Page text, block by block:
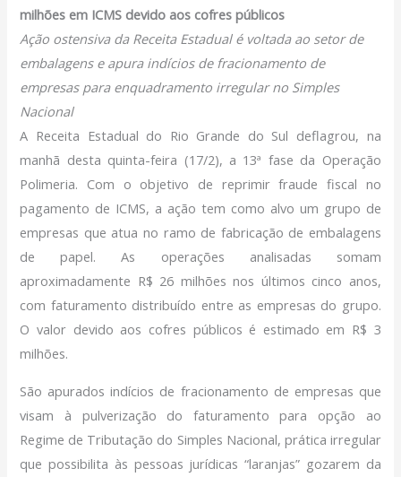
Assessoria Juridica
Convênios
Vagas/Oportunidades
Links
Notícias
Agenda
Contato
X
milhões em ICMS devido aos cofres públicos
Ação ostensiva da Receita Estadual é voltada ao setor de
embalagens e apura indícios de fracionamento de
empresas para enquadramento irregular no Simples
Nacional
A Receita Estadual do Rio Grande do Sul deflagrou, na
manhã desta quinta-feira (17/2), a 13ª fase da Operação
Polimeria. Com o objetivo de reprimir fraude fiscal no
pagamento de ICMS, a ação tem como alvo um grupo de
empresas que atua no ramo de fabricação de embalagens
de papel. As operações analisadas somam
aproximadamente R$ 26 milhões nos últimos cinco anos,
com faturamento distribuído entre as empresas do grupo.
O valor devido aos cofres públicos é estimado em R$ 3
milhões.
São apurados indícios de fracionamento de empresas que
visam à pulverização do faturamento para opção ao
Regime de Tributação do Simples Nacional, prática irregular
que possibilita às pessoas jurídicas “laranjas” gozarem da